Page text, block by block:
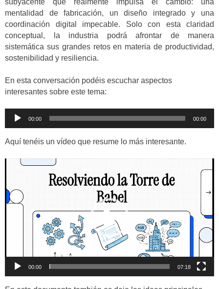
mentalidad de fabricación, un diseño integrado y una
coordinación digital impecable. Solo con esta claridad
conceptual, la industria podrá afrontar de manera
sistemática sus grandes retos en materia de productividad,
sostenibilidad y resiliencia.
En esta conversación podéis escuchar aspectos
interesantes sobre este tema:
Reproductor
audio
00:00 00:00
Aquí tenéis un vídeo que resume lo más interesante.
Reproductor
00:00 07:18